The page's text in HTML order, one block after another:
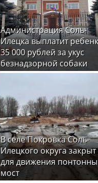
Администрация Соль-
Илецка выплатит
35 000 рублей за укус
безнадзорной собаки
В селе Покровка Соль-
Илецкого округа закрыт
для движения
мост